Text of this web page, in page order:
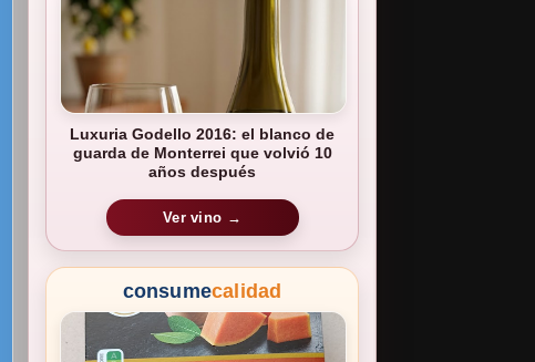
Luxuria Godello 2016: el blanco de
guarda de Monterrei que volvió 10
años después
Ver vino →
consumecalidad